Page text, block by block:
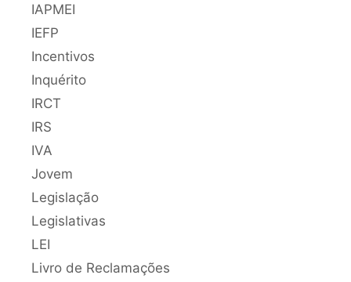
IAPMEI
IEFP
Incentivos
Inquérito
IRCT
IRS
IVA
Jovem
Legislação
Legislativas
LEI
Livro de Reclamações